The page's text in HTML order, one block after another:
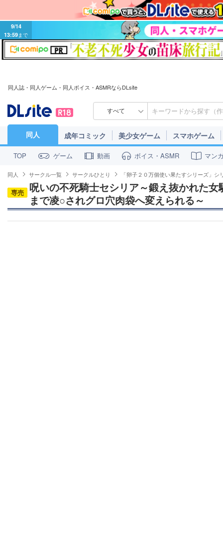
9/14
13:59まで
同人誌・同人ゲーム・同人ボイス・ASMRならDLsite
すべて
同人 成年コミック 美少女ゲーム スマホゲーム
TOP ゲーム 動画 ボイス・ASMR マン
同人 サークル一覧 サークルひとり 「卵子２０万個使い果たすシリーズ」シ
専売
呪いの不死騎士セシリア～鍛え抜かれた
まで凌○されグロ穴肉袋へ変えられる～